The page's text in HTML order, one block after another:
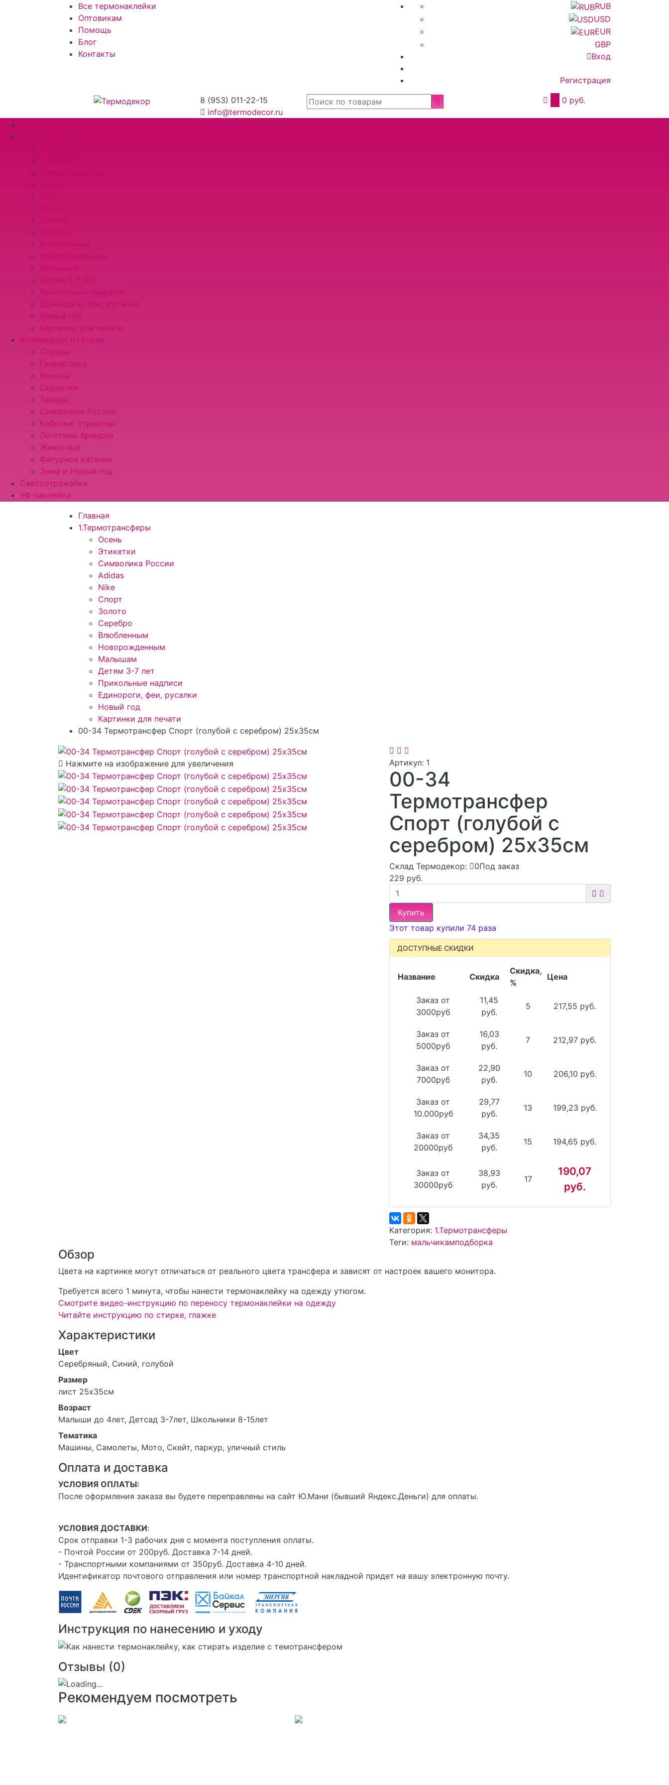
Все термонаклейки
Оптовикам
Помощь
Блог
Контакты
RUB
USD
EUR
GBP
Вход
Регистрация
8 (953) 011-22-15
info@termodecor.ru
0 руб.
Прикольные надписи
Единороги, феи, русалки
Новый год
Картинки для печати
Аппликации из страз
Стразы
Гимнастика
Короны
Сердечки
Звезды
Символика России
Бабочки, стрекозы
Логотипы брендов
Животные
Фигурное катание
Зима и Новый год
Светоотражайка
УФ-наклейки
Главная
1.Термотрансферы
Осень
Этикетки
Символика России
Adidas
Nike
Спорт
Золото
Серебро
Влюбленным
Новорожденным
Малышам
Детям 3-7 лет
Прикольные надписи
Единороги, феи, русалки
Новый год
Картинки для печати
00-34 Термотрансфер Спорт (голубой с серебром) 25х35см
Нажмите на изображение для увеличения Артикул: 1
00-34
Термотрансфер
Спорт (голубой с
серебром) 25х35см
Склад Термодекор:
0Под заказ
229 руб.
Купить
Этот товар купили 74 раза
ДОСТУПНЫЕ СКИДКИ
Название Скидка
Скидка,
%
Цена
Заказ от
3000руб
11,45
руб.
5 217,55 руб.
Заказ от
5000руб
16,03
руб.
7 212,97 руб.
Заказ от
7000руб
22,90
руб.
10 206,10 руб.
Заказ от
10.000руб
29,77
руб.
13 199,23 руб.
Заказ от
20000руб
34,35
руб.
15 194,65 руб.
Заказ от
30000руб
38,93
руб.
17
190,07
руб.
Категория: 1.Термотрансферы
Теги: мальчикамподборка
Обзор
Цвета на картинке могут отличаться от реального цвета трансфера и зависят от настроек вашего монитора.
Требуется всего 1 минута, чтобы нанести термонаклейку на одежду утюгом.
Смотрите видео-инструкцию по переносу термонаклейки на одежду
Читайте инструкцию по стирке, глажке
Характеристики
Цвет
Серебряный, Синий, голубой
Размер
лист 25х35см
Возраст
Малыши до 4лет, Детсад 3-7лет, Школьники 8-15лет
Тематика
Машины, Самолеты, Мото, Скейт, паркур, уличный стиль
Оплата и доставка
УСЛОВИЯ ОПЛАТЫ:
После оформления заказа вы будете переправлены на сайт Ю.Мани (бывший Яндекс.Деньги) для оплаты.
УСЛОВИЯ ДОСТАВКИ:
Срок отправки 1-3 рабочих дня с момента поступления оплаты.
- Почтой России от 200руб. Доставка 7-14 дней.
- Транспортными компаниями от 350руб. Доставка 4-10 дней.
Идентификатор почтового отправления или номер транспортной накладной придет на вашу электронную почту.
Инструкция по нанесению и уходу
Отзывы (0)
Рекомендуем посмотреть